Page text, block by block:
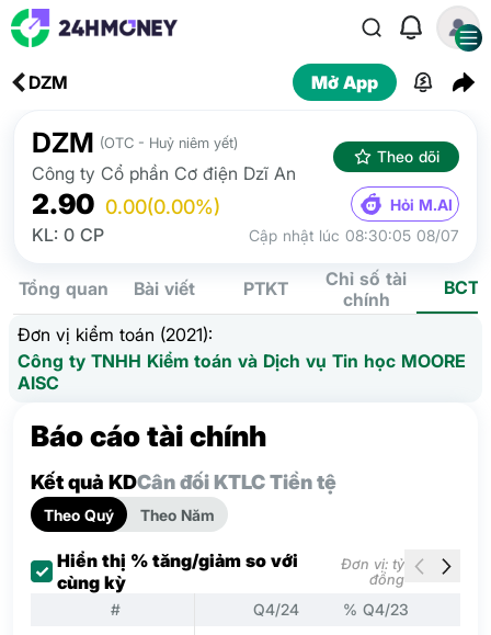
DZM Mở App
DZM (OTC - Huỷ niêm yết)
Công ty Cổ phần Cơ điện Dzĩ An
Theo dõi
2.90 0.00(0.00%) Hỏi M.AI
KL: 0 CP Cập nhật lúc 08:30:05 08/07
Tổng quan Bài viết PTKT
Chỉ số tài
chính
BCTC
Đơn vị kiểm toán (2021):
Công ty TNHH Kiểm toán và Dịch vụ Tin học MOORE
AISC
Báo cáo tài chính
Kết quả KDCân đối KTLC Tiền tệ
Theo Quý Theo Năm
Hiển thị % tăng/giảm so với
cùng kỳ
Đơn vị: tỷ
đồng
# Q4/24 % Q4/23